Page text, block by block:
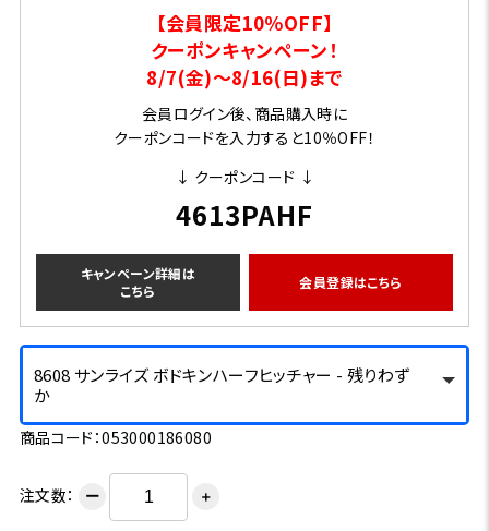
【会員限定10％OFF】
クーポンキャンペーン！
8/7(金)～8/16(日)まで
会員ログイン後、商品購入時に
クーポンコードを入力すると10％OFF！
↓ クーポンコード ↓
4613PAHF
キャンペーン詳細は
こちら
会員登録はこちら
8608 サンライズ ボドキンハーフヒッチャー - 残りわず
か
商品コード：053000186080
注文数： ー ＋